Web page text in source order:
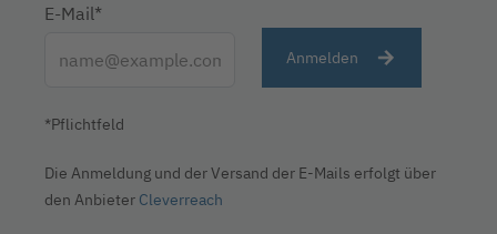
E-Mail*
Anmelden
*Pflichtfeld
Die Anmeldung und der Versand der E-Mails erfolgt über
den Anbieter Cleverreach